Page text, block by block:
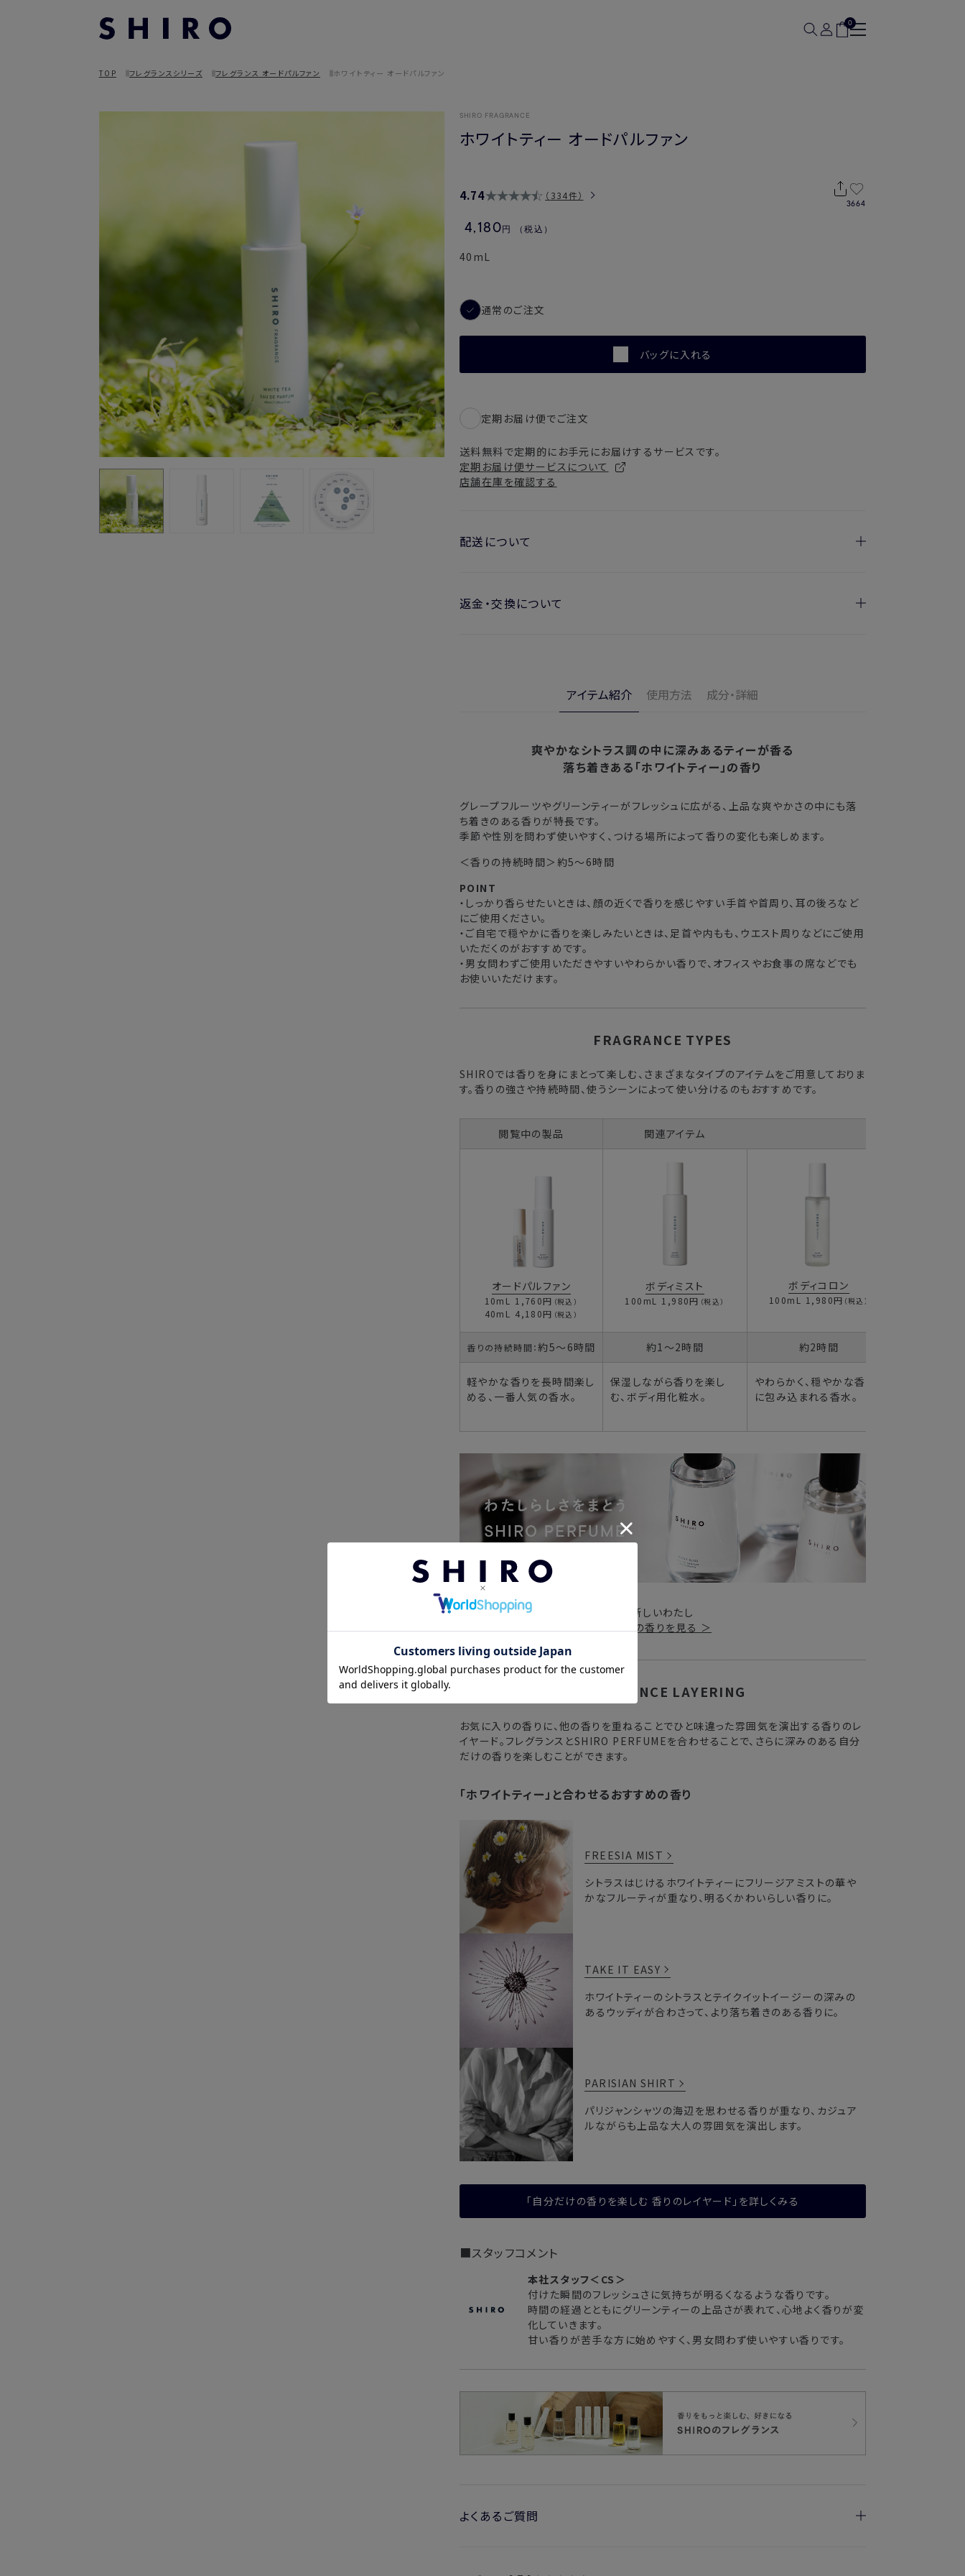
0
TOP フレグランスシリーズ フレグランス オードパルファン ホワイトティー オードパルファン
SHIRO FRAGRANCE
ホワイトティー オードパルファン
4.74 334件
3664
4,180 円 （税込）
40mL
通常のご注文
バッグに入れる
定期お届け便でご注文
送料無料で定期的にお手元にお届けするサービスです。
定期お届け便サービスについて
店舗在庫を確認する
配送について
注文後、お届けまでにかかる日数の目安
3〜4日
東北・関東・中部・関西
中国・四国・九州 3〜4日
沖縄県・離島 5〜8日
※以下に該当する場合、上記の日程で発送できない場合がございます。
・交通状況や天候による遅延
・ラッピングのご注文、繁忙期および休業期間中
・ご注文内容の確認にお時間を要する
・複数製品購入により配送手配に時間がかかる
返金・交換について
からご確認ください。
入の場合、購入日の翌日から7日間
アイテム紹介 使用方法 成分・詳細
爽やかなシトラス調の中に深みあるティーが香る
落ち着きある「ホワイトティー」の香り
グレープフルーツやグリーンティーがフレッシュに広がる、上品な爽やかさの中にも落
ち着きのある香りが特長です。
季節や性別を問わず使いやすく、つける場所によって香りの変化も楽しめます。
＜香りの持続時間＞約5～6時間
POINT
・しっかり香らせたいときは、顔の近くで香りを感じやすい手首や首周り、耳の後ろなど
にご使用ください。
・ご自宅で穏やかに香りを楽しみたいときは、足首や内もも、ウエスト周りなどにご使用
いただくのがおすすめです。
・男女問わずご使用いただきやすいやわらかい香りで、オフィスやお食事の席などでも
お使いいただけます。
FRAGRANCE TYPES
SHIROでは香りを身にまとって楽しむ、さまざまなタイプのアイテムをご用意しておりま
す。香りの強さや持続時間、使うシーンによって使い分けるのもおすすめです。
閲覧中の製品 関連アイテム
オードパルファン
10mL 1,760円 （税込）
40mL 4,180円 （税込）
ボディミスト
100mL 1,980円 （税込）
ボディコロン
100mL 1,980円 （税込）
香りの持続時間：約5～6時間 約1～2時間 約2時間
軽やかな香りを長時間楽し
める、一番人気の香水。
保湿しながら香りを楽し
む、ボディ用化粧水。
やわらかく、穏やかな香り
に包み込まれる香水。
まとう香りで、もっと自分らしく
いつもの香りをきっかけにみつける、新しいわたし
ホワイトティーが好きな方におすすめの香りを見る ＞
FRAGRANCE LAYERING
お気に⼊りの⾹りに、他の⾹りを重ねることでひと味違った雰囲気を演出する⾹りのレ
イヤード。フレグランスとSHIRO PERFUMEを合わせることで、さらに深みのある⾃分
だけの⾹りを楽しむことができます。
「ホワイトティー」と合わせるおすすめの香り
FREESIA MIST
シトラスはじけるホワイトティーにフリージアミストの華や
かなフルーティが重なり、明るくかわいらしい香りに。
TAKE IT EASY
ホワイトティーのシトラスとテイクイットイージーの深みの
あるウッディが合わさって、より落ち着きのある香りに。
PARISIAN SHIRT
パリジャンシャツの海辺を思わせる香りが重なり、カジュア
ルながらも上品な大人の雰囲気を演出します。
「自分だけの香りを楽しむ 香りのレイヤード」を詳しくみる
■スタッフコメント
本社スタッフ＜CS＞
付けた瞬間のフレッシュさに気持ちが明るくなるような香りです。
時間の経過とともにグリーンティーの上品さが表れて、心地よく香りが変
化していきます。
甘い香りが苦手な方に始めやすく、男女問わず使いやすい香りです。
よくあるご質問